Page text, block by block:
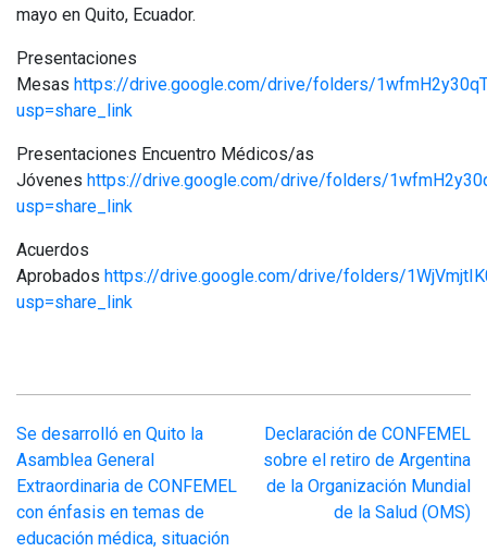
mayo en Quito, Ecuador.
Presentaciones
Mesas https://drive.google.com/drive/folders/
usp=share_link
Presentaciones Encuentro Médicos/as
Jóvenes https://drive.google.com/drive/folders/
usp=share_link
Acuerdos
Aprobados https://drive.google.com/drive/folders/
usp=share_link
Navegación
de
entradas
Se desarrolló en Quito la
Asamblea General
Extraordinaria de CONFEMEL
con énfasis en temas de
educación médica, situación
Declaración de CONFEMEL
sobre el retiro de Argentina
de la Organización Mundial
de la Salud (OMS)